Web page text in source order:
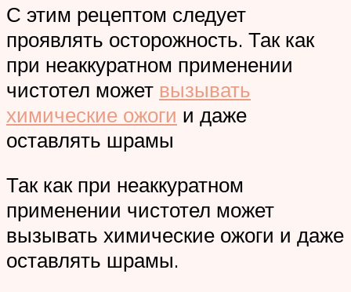
С этим рецептом следует
проявлять осторожность. Так как
при неаккуратном применении
чистотел может вызывать
химические ожоги и даже
оставлять шрамы
Так как при неаккуратном
применении чистотел может
вызывать химические ожоги и даже
оставлять шрамы.